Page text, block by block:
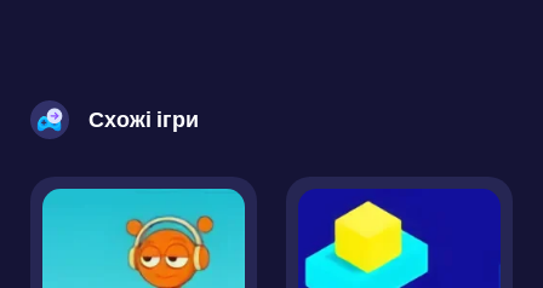
Схожі ігри